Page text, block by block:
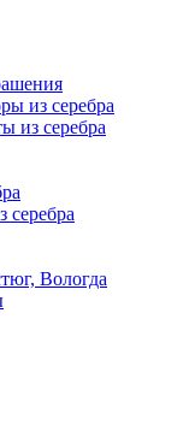
из серебра
из серебра
серебра
Вологда